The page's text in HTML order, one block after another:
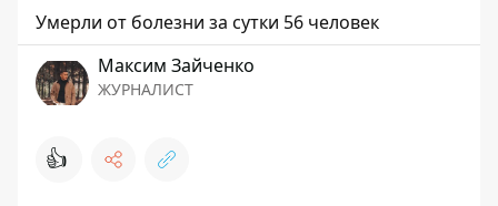
Умерли от болезни за сутки 56 человек
Максим Зайченко
ЖУРНАЛИСТ
👍